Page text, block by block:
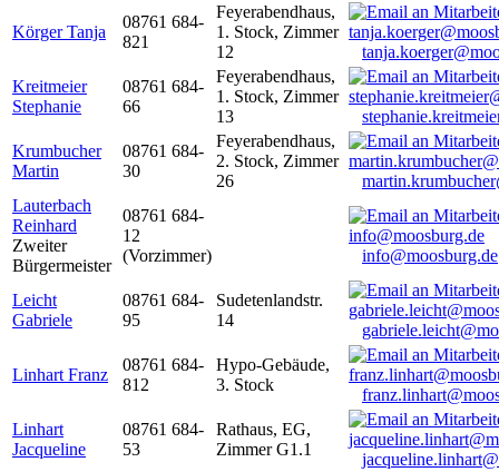
Körger Tanja
08761 684-
821
Feyerabendhaus,
1. Stock, Zimmer
12
Kreitmeier
Stephanie
08761 684-
66
Feyerabendhaus,
1. Stock, Zimmer
13
Krumbucher
Martin
08761 684-
30
Feyerabendhaus,
2. Stock, Zimmer
26
Lauterbach
Reinhard
Zweiter
Bürgermeister
08761 684-
12
(Vorzimmer)
info@moosburg.de
Leicht
Gabriele
08761 684-
95
Sudetenlandstr.
14
Linhart Franz
08761 684-
812
Hypo-Gebäude,
3. Stock
Linhart
Jacqueline
08761 684-
53
Rathaus, EG,
Zimmer G1.1